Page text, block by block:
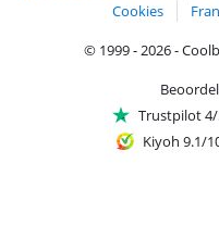
Cookies
© 1999 - 2026 -
Trustpilot
Kiyoh 9.1/